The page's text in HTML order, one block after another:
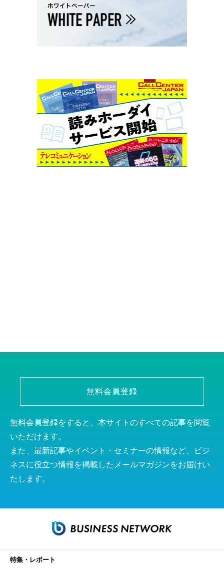
無料会員登録
無料会員登録をすると、本サイトのすべての記事を閲覧
いただけます。
また、最新記事やイベント・セミナーの情報など、ビジ
ネスに役立つ情報を掲載したメールマガジンをお届けい
たします。
特集・レポート